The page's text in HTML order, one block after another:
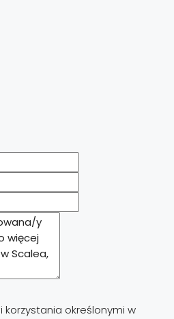
korzystania określonymi w